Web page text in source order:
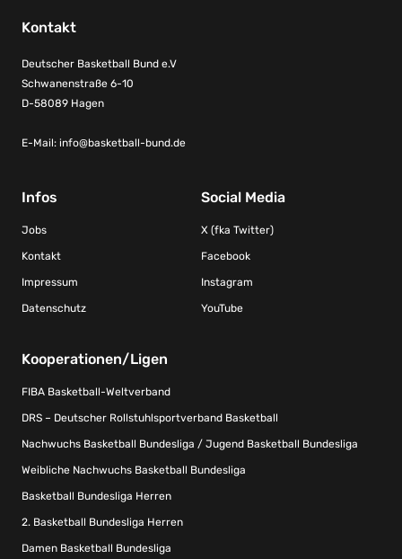
Kontakt
Deutscher Basketball Bund e.V
Schwanenstraße 6-10
D-58089 Hagen
E-Mail: info@basketball-bund.de
Infos
Jobs
Kontakt
Impressum
Datenschutz
Social Media
X (fka Twitter)
Facebook
Instagram
YouTube
Kooperationen/Ligen
FIBA Basketball-Weltverband
DRS – Deutscher Rollstuhlsportverband Basketball
Nachwuchs Basketball Bundesliga / Jugend Basketball Bundesliga
Weibliche Nachwuchs Basketball Bundesliga
Basketball Bundesliga Herren
2. Basketball Bundesliga Herren
Damen Basketball Bundesliga